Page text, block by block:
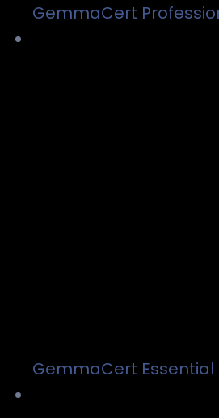
GemmaCert
GemmaCert Essential